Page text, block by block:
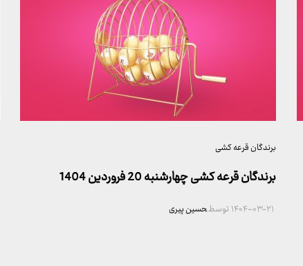
برندگان قرعه کشی
برندگان قرعه کشی چهارشنبه 20 فروردین 1404
۱۴۰۴-۰۳-۲۱توسطحسین پیری